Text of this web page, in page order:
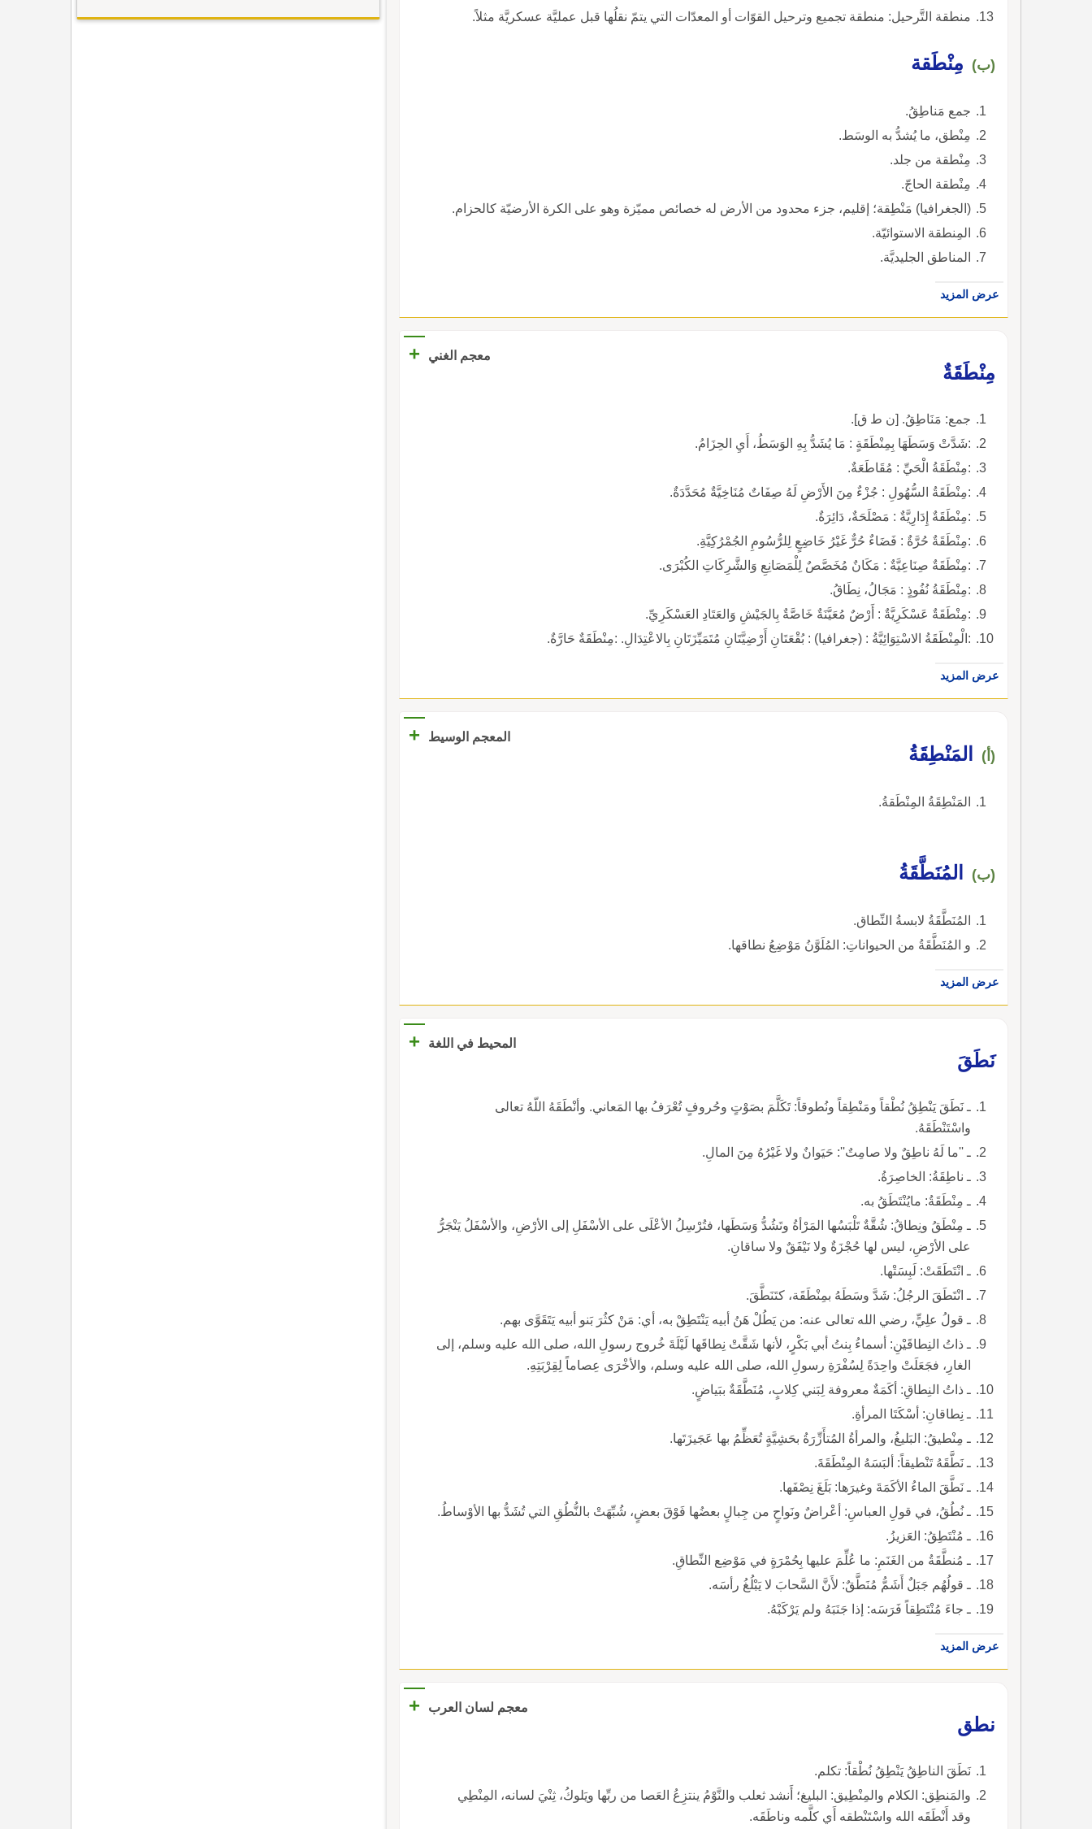
منطقة التَّرحيل: منطقة تجميع وترحيل القوّات أو المعدّات التي يتمّ نقلُها قبل عمليَّة عسكريَّة مثلاً.
(ب) مِنْطَقة
جمع مَناطِقُ.
مِنْطق، ما يُشدُّ به الوسَط.
مِنْطقة من جلد.
مِنْطقة الحاجّ.
(الجغرافيا) مَنْطِقة؛ إقليم، جزء محدود من الأرض له خصائص مميّزة وهو على الكرة الأرضيّة كالحزام.
المِنطقة الاستوائيّة.
المناطق الجليديَّة.
عرض المزيد
معجم الغني
+
مِنْطَقَةٌ
جمع: مَنَاطِقُ. [ن ط ق].
:شَدَّتْ وَسَطَهَا بِمِنْطَقَةٍ : مَا يُشَدُّ بِهِ الوَسَطُ، أَيِ الحِزَامُ.
:مِنْطَقَةُ الْحَيِّ : مُقَاطَعَةٌ.
:مِنْطَقَةُ السُّهُولِ : جُزْءٌ مِنَ الأَرْضِ لَهُ صِفَاتٌ مُنَاخِيَّةٌ مُحَدَّدَةٌ.
:مِنْطَقَةٌ إِدَارِيَّةٌ : مَصْلَحَةٌ، دَائِرَةٌ.
:مِنْطَقَةٌ حُرَّةٌ : فَضَاءٌ حُرٌّ غَيْرُ خَاضِعٍ لِلرُّسُومِ الجُمْرُكِيَّةِ.
:مِنْطَقَةٌ صِنَاعِيَّةٌ : مَكَانٌ مُخَصَّصٌ لِلْمَصَانِعِ وَالشَّرِكَاتِ الكُبْرَى.
:مِنْطَقَةُ نُفُوذٍ : مَجَالُ، نِطَاقُ.
:مِنْطَقَةٌ عَسْكَرِيَّةٌ : أَرْضٌ مُعَيَّنَةٌ خَاصَّةٌ بِالجَيْشِ وَالعَتَادِ العَسْكَرِيِّ.
:الْمِنْطَقَةُ الاسْتِوَائِيَّةُ : (جغرافيا) : بُقْعَتَانِ أَرْضِيَّتَانِ مُتَمَيِّزَتَانِ بِالاعْتِدَالِ. :مِنْطَقَةٌ حَارَّةٌ.
عرض المزيد
المعجم الوسيط +
(أ) المَنْطِقَةُ
المَنْطِقَةُ المِنْطَقةُ.
(ب) المُنَطَّقَةُ
المُنَطَّقَةُ لابسةُ النِّطاق.
و المُنَطَّقَةُ من الحيواناتِ: المُلَوَّنُ مَوْضِعُ نطاقها.
عرض المزيد
المحيط في اللغة
+
نَطَقَ
ـ نَطَقَ يَنْطِقُ نُطْقاً ومَنْطِقاً ونُطوقاً: تَكَلَّمَ بصَوْتٍ وحُروفٍ تُعْرَفُ بها المَعاني. وأنْطَقَهُ اللّهُ تعالى
واسْتَنْطَقَهُ.
ـ ''ما لَهُ ناطِقٌ ولا صامِتٌ'': حَيَوانٌ ولا غَيْرُهُ مِنَ المالِ.
ـ ناطِقَةُ: الخاصِرَةُ.
ـ مِنْطَقَةُ: مايُنْتَطَقُ به.
ـ مِنْطَقُ ونِطاقُ: شُقَّةٌ تَلْبَسُها المَرْأةُ وتَشُدُّ وَسَطَها، فتُرْسِلُ الأعْلَى على الأسْفَلِ إلى الأرْضِ، والأسْفَلُ يَنْجَرُّ
على الأرْضِ، ليس لها حُجْزَةٌ ولا نَيْفَقٌ ولا ساقانِ.
ـ انْتَطَقَتْ: لَبِسَتْها.
ـ انْتَطَقَ الرجُلُ: شَدَّ وسَطَهُ بمِنْطَقَة، كتَنَطَّقَ.
ـ قولُ علِيٍّ، رضي الله تعالى عنه: من يَطُلْ هَنُ أبيه يَنْتَطِقْ به، أي: مَنْ كثُرَ بَنو أبيه يَتَقَوَّى بهم.
ـ ذاتُ النِطاقَيْنِ: أسماءُ بِنتُ أبي بَكْرٍ، لأنها شَقَّتْ نِطاقَها لَيْلَةَ خُروج رسولِ الله، صلى الله عليه وسلم، إلى
الغارِ، فجَعَلَتْ واحِدَةً لِسُفْرَةِ رسولِ الله، صلى الله عليه وسلم، والأخْرَى عِصاماً لِقِرْبَتِهِ.
ـ ذاتُ النِطاقِ: أكَمَةٌ معروفة لِبَني كِلابٍ، مُنَطَّقَةٌ ببَياضٍ.
ـ نِطاقانِ: أسْكَتَا المرأةِ.
ـ مِنْطيقُ: البَليغُ، والمرأةُ المُتأَزِّرَةُ بحَشِيَّةٍ تُعَظِّمُ بها عَجَيزَتَها.
ـ نَطَّقَهُ تَنْطيقاً: ألبَسَهُ المِنْطَقَةَ.
ـ نَطَّقَ الماءُ الأكَمَةَ وغيرَها: بَلَغَ نِصْفَها.
ـ نُطُقُ، في قولِ العباسِ: أعْراضٌ ونَواحٍ من جِبالٍ بعضُها فَوْقَ بعضٍ، شُبِّهَتْ بالنُّطُقِ التي تُشَدُّ بها الأوْساطُ.
ـ مُنْتَطِقُ: العَزيزُ.
ـ مُنطَّقَةُ من الغَنَمِ: ما عُلِّمَ عليها بِحُمْرَةٍ في مَوْضِع النِّطاقِ.
ـ قولُهُم جَبَلٌ أَشَمُّ مُنَطَّقٌ: لأَنَّ السَّحابَ لا يَبْلُغُ رأسَه.
ـ جاءَ مُنْتَطِقاً فَرَسَه: إذا جَنَبَهُ ولم يَرْكَبْهُ.
عرض المزيد
معجم لسان العرب
+
نطق
نَطَقَ الناطِقُ يَنْطِقُ نُطْقاً: تكلم.
والمَنطِق: الكلام والمِنْطِيق: البليغ؛ أَنشد ثعلب والنَّوْمُ ينتزِعُ العَصا من ربِّها ويَلوكُ، ثِنْيَ لسانه، المِنْطِي
وقد أَنْطَقَه الله واسْتَنْطقه أَي كلَّمه وناطَقَه.